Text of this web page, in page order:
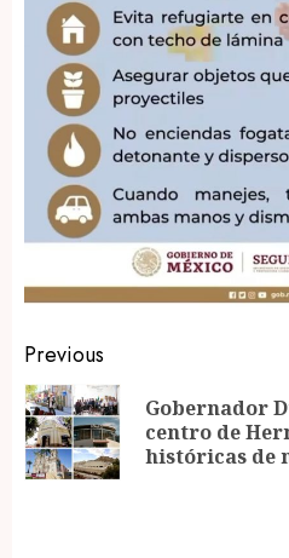
Post
navigation
Previous
Gobernador
centro de
históricas de